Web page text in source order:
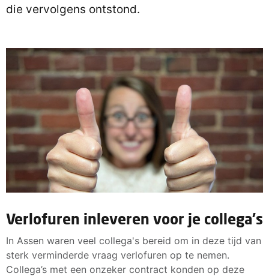
die vervolgens ontstond.
Verlofuren inleveren voor je collega's
In Assen waren veel collega's bereid om in deze tijd van
sterk verminderde vraag verlofuren op te nemen.
Collega’s met een onzeker contract konden op deze